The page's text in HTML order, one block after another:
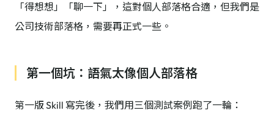
「得想想」「聊一下」，這對個人部落格合適，但我們是
公司技術部落格，需要再正式一些。
第一個坑：語氣太像個人部落格
第一版 Skill 寫完後，我們用三個測試案例跑了一輪：